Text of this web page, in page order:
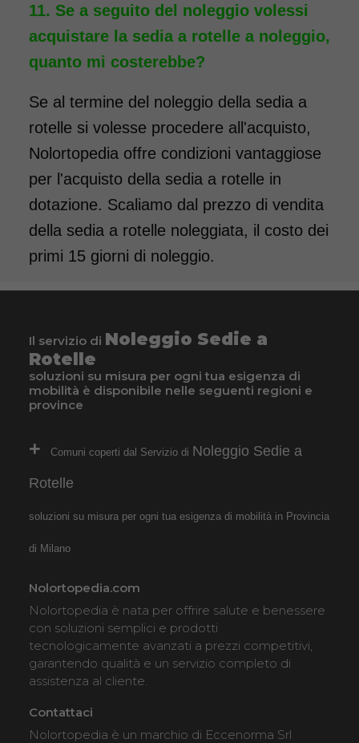
Noleggio sedia a rotelle con
pedane estraibili elevabili con
reggigambe. Per bambini e
ragazzi dai 9/10 anni. Il
noleggio minimo è di 7 giorni
a 76 euro. Consegniamo a
domicilio in tutta Italia,
COSTO NOLEGGIO
da 76,01€
SCHEDA COMPLETA
pieghevole ad autospinta
Noleggio sedia a rotelle seduta
55 cm, per persone obese,
Se a seguito del noleggio volessi
acquistare la sedia a rotelle a noleggio,
quanto mi costerebbe?
Se al termine del noleggio della sedia a
rotelle si volesse procedere all'acquisto,
Nolortopedia offre condizioni vantaggiose
per l'acquisto della sedia a rotelle in
dotazione. Scaliamo dal prezzo di vendita
della sedia a rotelle noleggiata, il costo dei
primi 15 giorni di noleggio.
Il servizio di Noleggio Sedie a
Rotelle
soluzioni su misura per ogni tua esigenza di
mobilità è disponibile nelle seguenti regioni e
province
Comuni coperti dal Servizio di Noleggio Sedie a
Rotelle
soluzioni su misura per ogni tua esigenza di mobilità in Provincia
di Milano
Nolortopedia.com
Nolortopedia è nata per offrire salute e benessere
con soluzioni semplici e prodotti
tecnologicamente avanzati a prezzi competitivi,
garantendo qualità e un servizio completo di
assistenza al cliente.
Contattaci
Nolortopedia è un marchio di Eccenorma Srl